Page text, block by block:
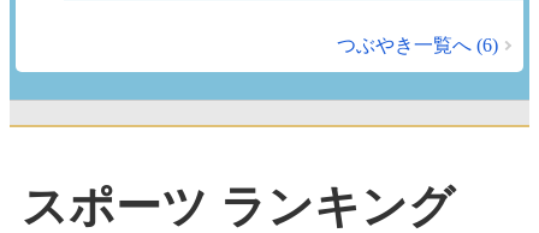
つぶやき一覧へ (6)
スポーツ ランキング